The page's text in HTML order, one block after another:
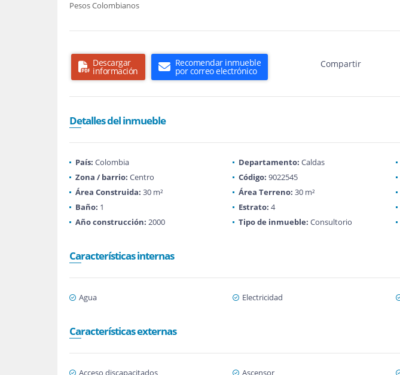
Pesos Colombianos
Descargar
información
Recomendar inmueble
por correo electrónico
Compartir
Detalles del inmueble
País: Colombia Departamento: Caldas
Zona / barrio: Centro Código: 9022545
Área Construida: 30 m² Área Terreno: 30 m²
Baño: 1 Estrato: 4
Año construcción: 2000 Tipo de inmueble: Consultorio
Características internas
Agua Electricidad
Características externas
Acceso discapacitados Ascensor